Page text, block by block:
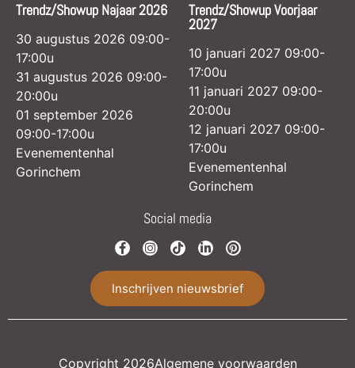
Trendz/Showup Najaar 2026
30 augustus 2026 09:00-
17:00u
31 augustus 2026 09:00-
20:00u
01 september 2026
09:00-17:00u
Evenementenhal
Gorinchem
Trendz/Showup Voorjaar
2027
10 januari 2027 09:00-
17:00u
11 januari 2027 09:00-
20:00u
12 januari 2027 09:00-
17:00u
Evenementenhal
Gorinchem
Social media
Inschrijven nieuwsbrief
Copyright 2026Algemene voorwaarden